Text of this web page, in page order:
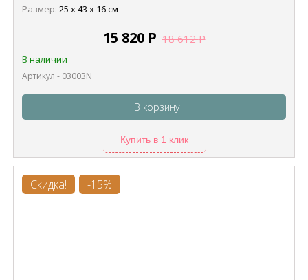
Размер: 25 х 43 х 16 см
15 820 Р 18 612Р
В наличии
Артикул - 03003N
В корзину
Купить в 1 клик
Скидка! -15%